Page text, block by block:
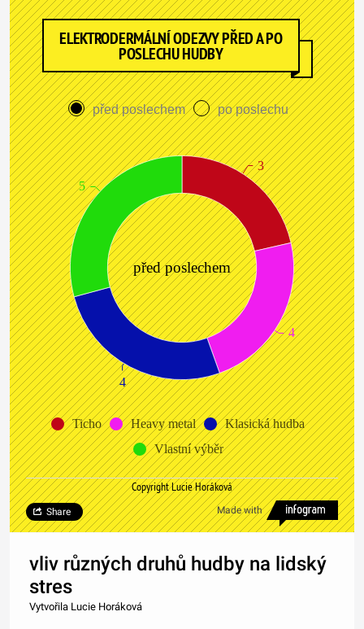
ELEKTRODERMÁLNÍ ODEZVY PŘED A PO
POSLECHU HUDBY
před poslechem po poslechu
před poslechem
Ticho Heavy metal
Klasická hudba
Vlastní výběr
3
4
4
5
Copyright Lucie Horáková
Made with
Share
vliv různých druhů hudby na lidský
stres
Vytvořila Lucie Horáková